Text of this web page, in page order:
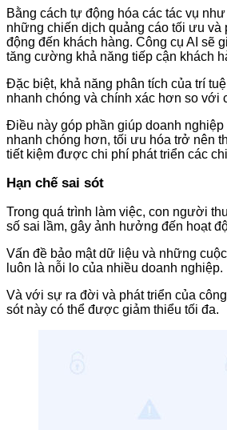
Bằng cách tự động hóa các tác vụ
những chiến dịch quảng cáo tối ưu và
động đến khách hàng. Công cụ AI sẽ
tăng cường khả năng tiếp cận khách
Đặc biệt, khả năng phân tích của trí
nhanh chóng và chính xác hơn so với
Điều này góp phần giúp doanh
nhanh chóng hơn, tối ưu hóa trở nên
tiết kiệm được chi phí phát triển các
Hạn chế sai sót
Trong quá trình làm việc, con người
số sai lầm, gây ảnh hưởng đến hoạt
Vấn đề bảo mật dữ liệu và những
luôn là nỗi lo của nhiều doanh nghiệp.
Và với sự ra đời và phát triển của
sót này có thể được giảm thiểu tối đa.